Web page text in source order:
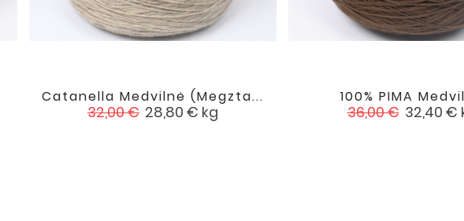
Catanella Medvilnė (megzta...
Įprasta
32,00 € Kaina
28,80 € kg
 favorite
100% PIMA
Įprasta
36,00 € Kaina
32,40 €
